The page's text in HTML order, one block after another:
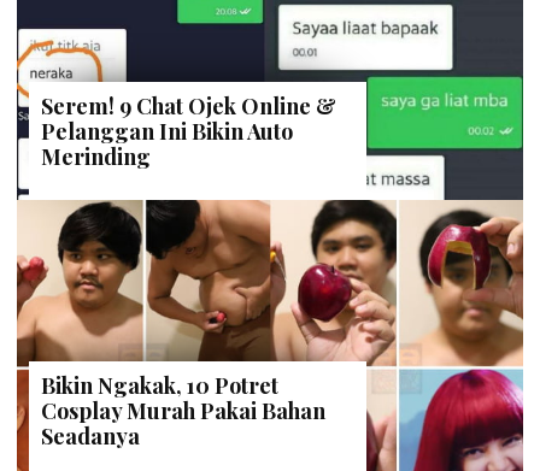
Serem! 9 Chat Ojek Online &
Pelanggan Ini Bikin Auto
Merinding
Bikin Ngakak, 10 Potret
Cosplay Murah Pakai Bahan
Seadanya